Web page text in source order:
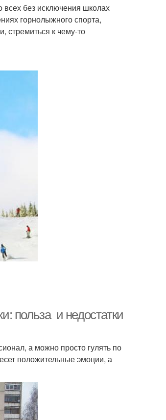
всех без исключения школах
горнолыжного спорта,
стремиться к чему-то
польза и недостатки
а можно просто гулять по
положительные эмоции, а